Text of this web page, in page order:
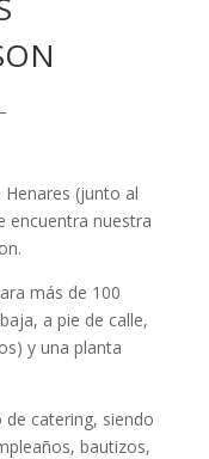
Henares (junto al
encuentra nuestra
más de 100
a pie de calle,
y una planta
de catering, siendo
bautizos,